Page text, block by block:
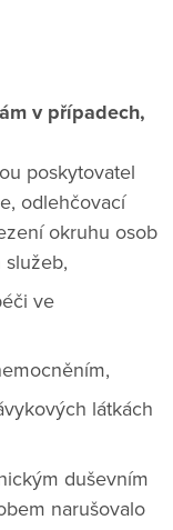
v případech,
poskytovatel
odlehčovací
okruhu osob
ve
látkách
duševním
narušovalo